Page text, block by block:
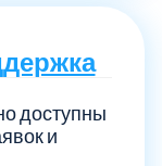
доступны
и